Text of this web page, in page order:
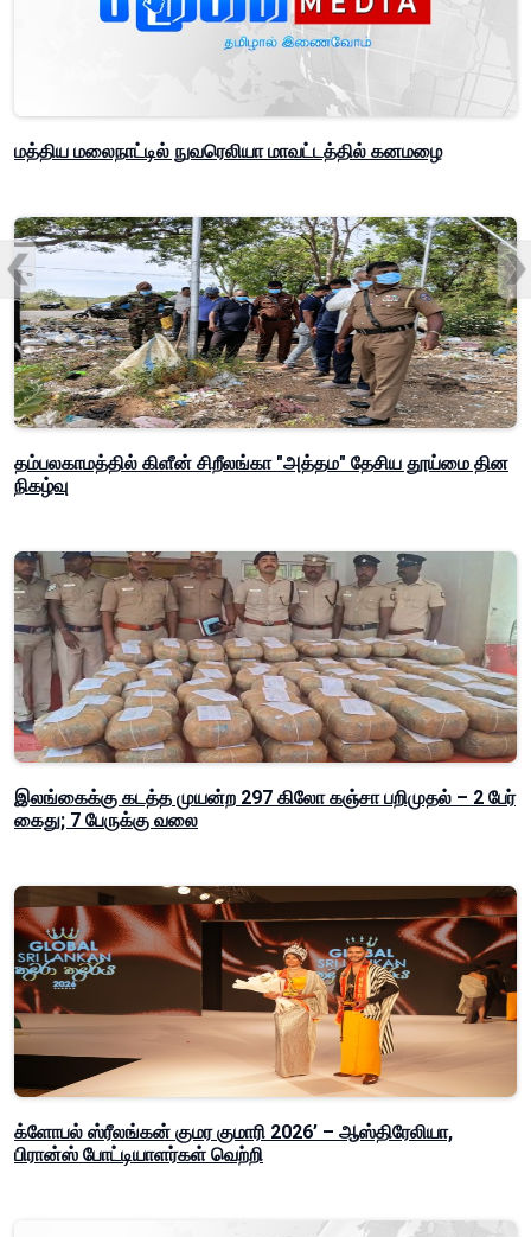
மத்திய மலைநாட்டில் நுவரெலியா மாவட்டத்தில் கனமழை
தம்பலகாமத்தில் கிளீன் சிறீலங்கா "அத்தம" தேசிய தூய்மை தின
நிகழ்வு
இலங்கைக்கு கடத்த முயன்ற 297 கிலோ கஞ்சா பறிமுதல் – 2 பேர்
கைது; 7 பேருக்கு வலை
க்ளோபல் ஸ்ரீலங்கன் குமர குமாரி 2026’ – ஆஸ்திரேலியா,
பிரான்ஸ் போட்டியாளர்கள் வெற்றி